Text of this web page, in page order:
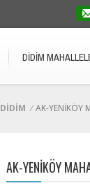
DİDİM
DİDİM /AK-YENİKÖY
AK-YENİKÖY